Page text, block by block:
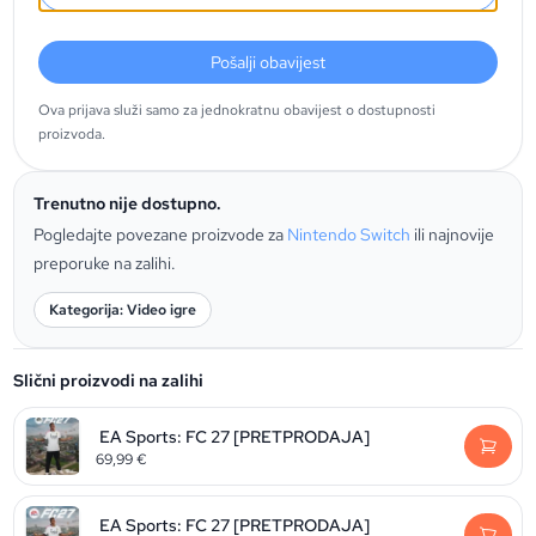
Pošalji obavijest
Ova prijava služi samo za jednokratnu obavijest o dostupnosti
proizvoda.
Trenutno nije dostupno.
Pogledajte povezane proizvode za Nintendo Switch ili najnovije
preporuke na zalihi.
Kategorija: Video igre
Slični proizvodi na zalihi
EA Sports: FC 27 [PRETPRODAJA]
69,99€
EA Sports: FC 27 [PRETPRODAJA]